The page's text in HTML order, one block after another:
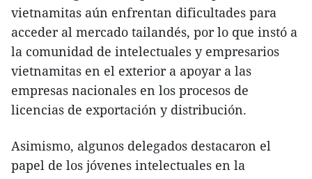
vietnamitas aún enfrentan dificultades para
acceder al mercado tailandés, por lo que instó a
la comunidad de intelectuales y empresarios
vietnamitas en el exterior a apoyar a las
empresas nacionales en los procesos de
licencias de exportación y distribución.
Asimismo, algunos delegados destacaron el
papel de los jóvenes intelectuales en la